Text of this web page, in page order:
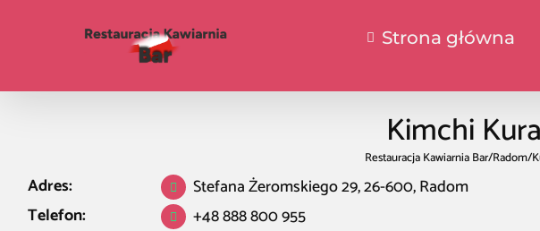
Strona główna
Kimchi
Restauracja Kawiarnia Bar/Radom/
Adres:
Stefana Żeromskiego 29, 26-600, Radom
Telefon:
+48 888 800 955